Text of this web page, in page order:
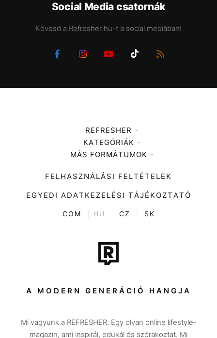
Social Media csatornák
Kövesd a Refresher.hu-t a social mediában!
REFRESHER
Médiaajánlat
KATEGÓRIÁK
Zene
Divat
Kultúra
ENTR
Tech-Tudomány
Sport
Társadalom
Utazás
MÁS FORMÁTUMOK
FELHASZNÁLÁSI FELTÉTELEK
EGYEDI ADATKEZELÉSI TÁJÉKOZTATÓ
COM HU CZ SK
A MODERN GENERÁCIÓ HANGJA
Mi vagyunk a REFRESHER. Egy olyan online lifestyle-
magazin, ami inspirál, edukál és szórakoztat. Mi